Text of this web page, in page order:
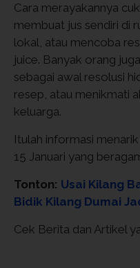
Cara merayakannya
membuat jus sendiri di
lokal, atau mencoba
juice. Banyak orang
sebagai awal resolusi
resep, atau menikmati
keluarga.
Itulah informasi
15 Januari yang
Tonton: Usai Kilang
Bidik Kilang Dumai
Cek Berita dan Artikel